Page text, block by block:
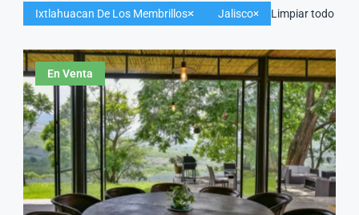
Ixtlahuacan De Los Membrillos Jalisco Limpiar todo
En Venta